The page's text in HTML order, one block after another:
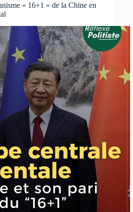
« 16+1 » de la Chine en